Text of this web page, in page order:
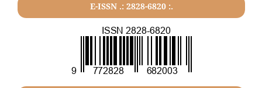
E-ISSN .: 2828-6820 :.